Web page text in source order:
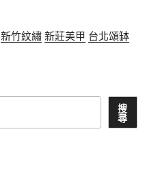
新竹紋繡新莊美甲 台北頌缽
搜
尋